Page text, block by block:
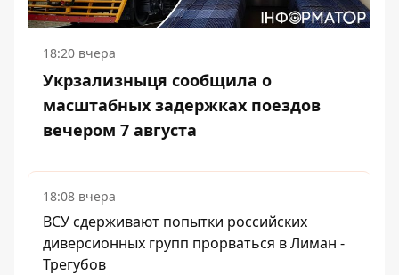
18:20 вчера
Укрзализныця сообщила о
масштабных задержках поездов
вечером 7 августа
18:08 вчера
ВСУ сдерживают попытки российских
диверсионных групп прорваться в Лиман -
Трегубов